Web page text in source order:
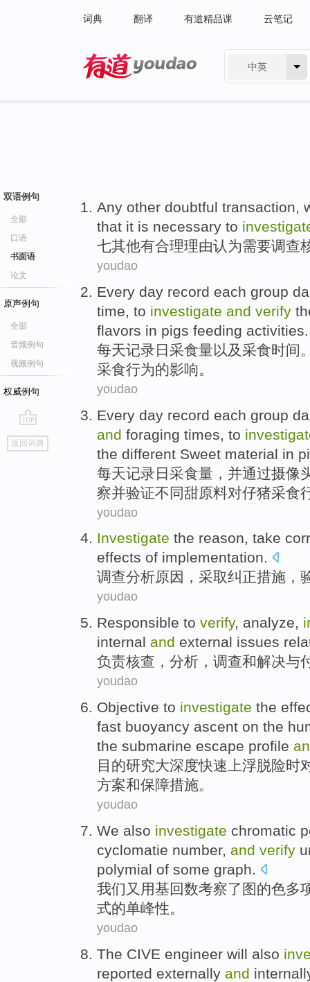
词典 翻译 有道精品课 云笔记
中英
双语例句
全部
口语
书面语
论文
原声例句
全部
音频例句
视频例句
权威例句
go
top
返回词典
Any other doubtful transaction,
that it is necessary to
七其他有合理理由认为需要调查
youdao
Every day record each group
time, to investigate and verify
flavors in pigs feeding activities.
每天记录 日 采食量以及 采食时间
采食行为的影响。
youdao
Every day record each group
and foraging times , to
the different Sweet material in
每天记录 日 采食量 ，并通过摄像
察并验证不同甜原料对仔猪采食
youdao
Investigate the reason, take
effects of implementation.
调查分析原因 ， 采取纠正措施 ，
youdao
Responsible to verify, analyze,
internal and external issues
负责核查 ， 分析 ， 调查和解决与
youdao
Objective to investigate the
fast buoyancy ascent on the
the submarine escape profile
目的研究大深度快速 上浮脱险时
方案和保障措施。
youdao
We also investigate chromatic
cyclomatie number, and verify
polymial of some graph.
我们 又 用基回数考察了 图的色多
式的单峰性。
youdao
The CIVE engineer will also
reported externally and